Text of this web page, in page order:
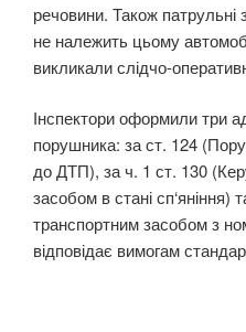
речовини. Також
не належить цьому
викликали слідчо-
Інспектори оформили три
порушника: за ст. 124
до ДТП), за ч. 1 ст. 130
засобом в стані сп‘яніння)
транспортним засобом з
відповідає вимогам